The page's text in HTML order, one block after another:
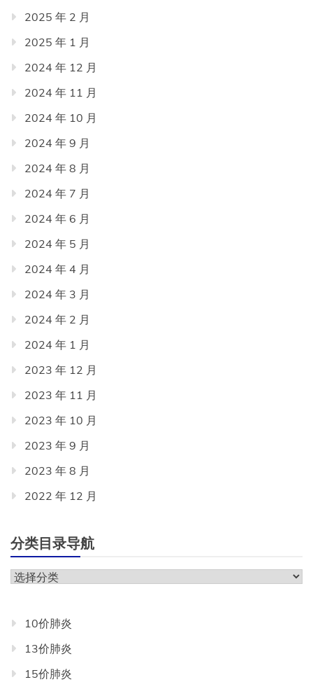
2025 年 2 月
2025 年 1 月
2024 年 12 月
2024 年 11 月
2024 年 10 月
2024 年 9 月
2024 年 8 月
2024 年 7 月
2024 年 6 月
2024 年 5 月
2024 年 4 月
2024 年 3 月
2024 年 2 月
2024 年 1 月
2023 年 12 月
2023 年 11 月
2023 年 10 月
2023 年 9 月
2023 年 8 月
2022 年 12 月
分类目录导航
分
导
航
10价肺炎
13价肺炎
15价肺炎